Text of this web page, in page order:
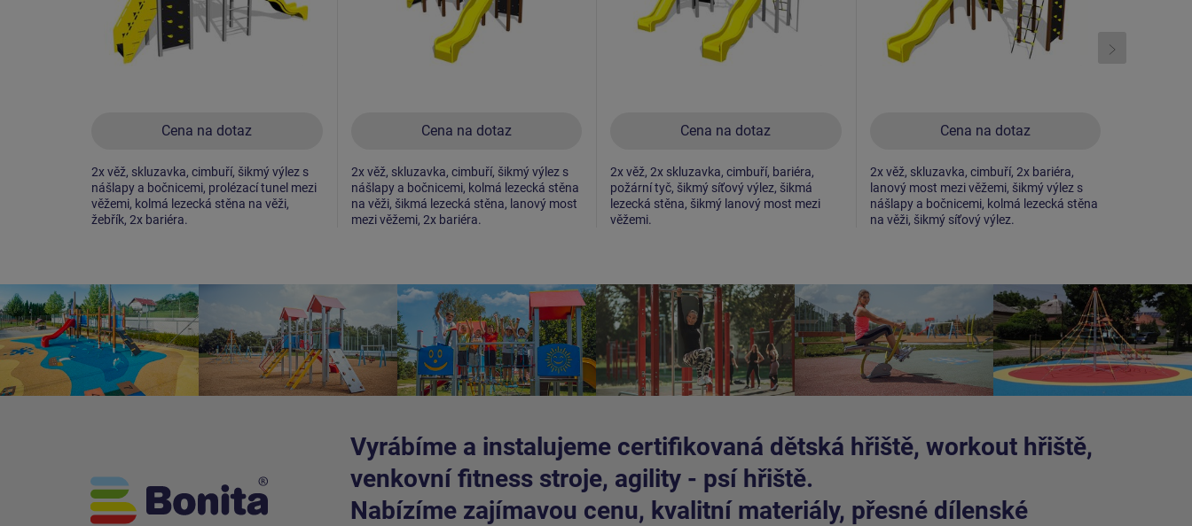
Cena na dotaz
2x věž, skluzavka, cimbuří, šikmý výlez s
nášlapy a bočnicemi, prolézací tunel mezi
věžemi, kolmá lezecká stěna na věži,
žebřík, 2x bariéra.
Cena na dotaz
2x věž, skluzavka, cimbuří, šikmý výlez s
nášlapy a bočnicemi, kolmá lezecká stěna
na věži, šikmá lezecká stěna, lanový most
mezi věžemi, 2x bariéra.
Cena na dotaz
2x věž, 2x skluzavka, cimbuří, bariéra,
požární tyč, šikmý síťový výlez, šikmá
lezecká stěna, šikmý lanový most mezi
věžemi.
Cena na dotaz
2x věž, skluzavka, cimbuří, 2x bariéra,
lanový most mezi věžemi, šikmý výlez s
nášlapy a bočnicemi, kolmá lezecká stěna
na věži, šikmý síťový výlez.
Vyrábíme a instalujeme certifikovaná dětská hřiště, workout hřiště,
venkovní fitness stroje, agility - psí hřiště.
Nabízíme zajímavou cenu, kvalitní materiály, přesné dílenské